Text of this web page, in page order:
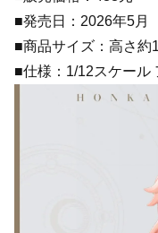
■発売日：2026年5月
■商品サイズ：高さ約
■仕様：1/12スケール